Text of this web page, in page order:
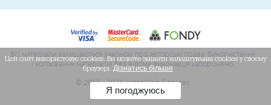
Всі матеріали захищаються законом про авторські права. Використання
і копіювання матеріалів без відома виконавця заборонено.
© 2015 - 2026 Akter Web Services
Цей сайт використовує cookies. Ви можете змінити налаштування cookies у своєму
браузері.Дізнатись більше
Я погоджуюсь